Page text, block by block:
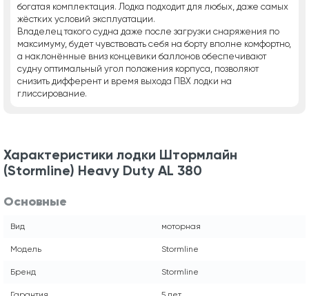
богатая комплектация. Лодка подходит для любых, даже самых
жёстких условий эксплуатации.
Владелец такого судна даже после загрузки снаряжения по
максимуму, будет чувствовать себя на борту вполне комфортно,
а наклонённые вниз концевики баллонов обеспечивают
судну оптимальный угол положения корпуса, позволяют
снизить дифферент и время выхода ПВХ лодки на
глиссирование.
Характеристики лодки Штормлайн
(Stormline) Heavy Duty AL 380
Основные
Вид моторная
Модель Stormline
Бренд Stormline